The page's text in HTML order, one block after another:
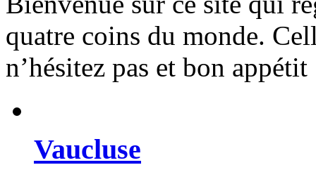
quatre coins du monde.
n’hésitez pas et bon appétit
Vaucluse